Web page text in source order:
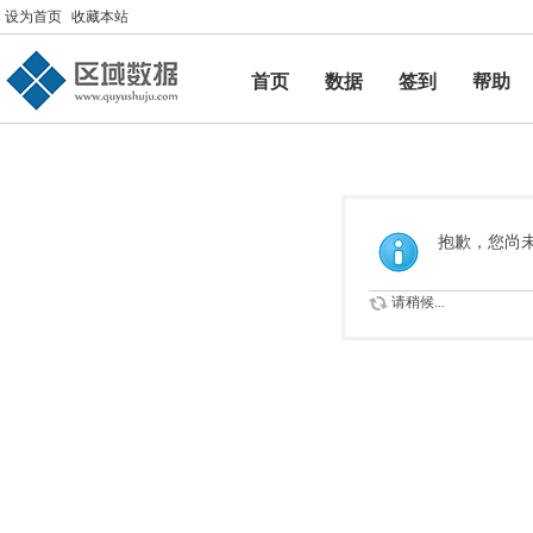
设为首页 收藏本站
首页 数据 签到
帮助
帮助
抱歉，您尚
请稍候...